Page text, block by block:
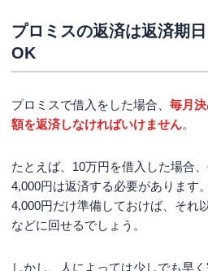
プロミスの返済は返済期
OK
プロミスで借入をした場合、 毎月
額を返済しなければいけません。
たとえば、10万円を借入した場合
4,000円は返済する必要があります
4,000円だけ準備しておけば、それ
などに回せるでしょう。
しかし、人によっては少しでも早